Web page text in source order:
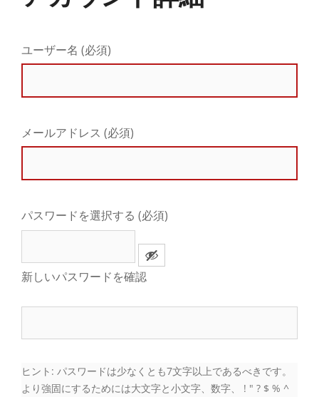
ユーザー名 (必須)
メールアドレス (必須)
パスワードを選択する (必須)
新しいパスワードを確認
ヒント: パスワードは少なくとも7文字以上であるべきです。
より強固にするためには大文字と小文字、数字、 ! " ? $ % ^